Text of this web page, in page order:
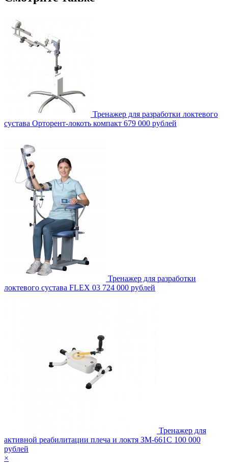
Тренажер для разработки локтевого
сустава Орторент-локоть компакт 679 000 рублей
Тренажер для разработки
локтевого сустава FLEX 03 724 000 рублей
Тренажер для
активной реабилитации плеча и локтя ЗМ-661С 100 000
рублей
×